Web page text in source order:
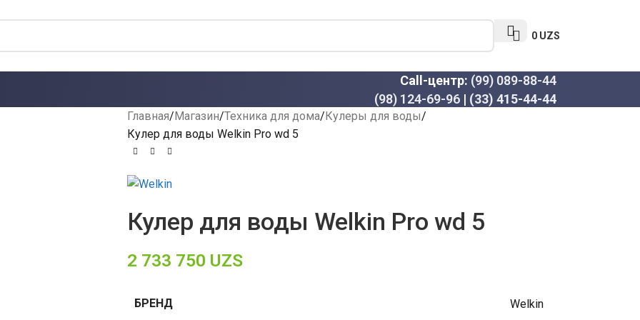
0 UZS
Call-центр: (99) 089-88-44
(98) 124-69-96 | (33) 415-44-44
Главная Магазин Техника для дома Кулеры для воды
Кулер для воды Welkin Pro wd 5
Кулер для воды Welkin Pro wd 5
2 733 750 UZS
БРЕНД Welkin